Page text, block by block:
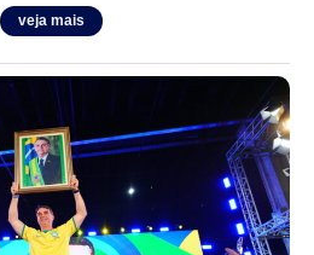
veja mais